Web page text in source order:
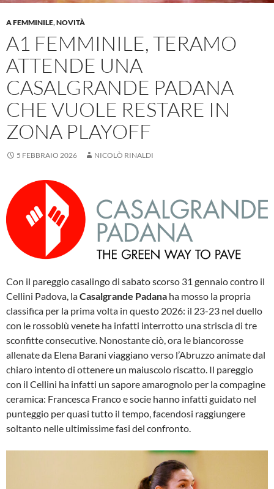
A FEMMINILE,NOVITÀ
A1 FEMMINILE, TERAMO
ATTENDE UNA
CASALGRANDE PADANA
CHE VUOLE RESTARE IN
ZONA PLAYOFF
5 FEBBRAIO 2026 NICOLÒ RINALDI
Con il pareggio casalingo di sabato scorso 31 gennaio contro il
Cellini Padova, laCasalgrande Padana ha mosso la propria
classifica per la prima volta in questo 2026: il 23-23 nel duello
con le rossoblù venete ha infatti interrotto una striscia di tre
sconfitte consecutive. Nonostante ciò, ora le biancorosse
allenate da Elena Barani viaggiano verso l’Abruzzo animate dal
chiaro intento di ottenere un maiuscolo riscatto. Il pareggio
con il Cellini ha infatti un sapore amarognolo per la compagine
ceramica: Francesca Franco e socie hanno infatti guidato nel
punteggio per quasi tutto il tempo, facendosi raggiungere
soltanto nelle ultimissime fasi del confronto.